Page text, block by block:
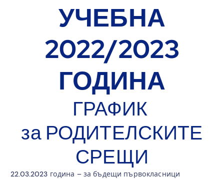
УЧЕБНА
2022/2023
ГОДИНА
ГРАФИК
за РОДИТЕЛСКИТЕ
СРЕЩИ
22.03.2023 година – за бъдещи първокласници